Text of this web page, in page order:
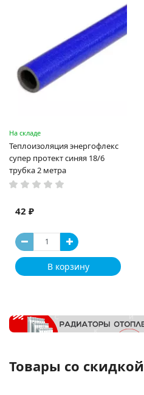
На складе
Теплоизоляция энергофлекс
супер протект синяя 18/6
трубка 2 метра
42 ₽
В корзину
Товары со скидкой